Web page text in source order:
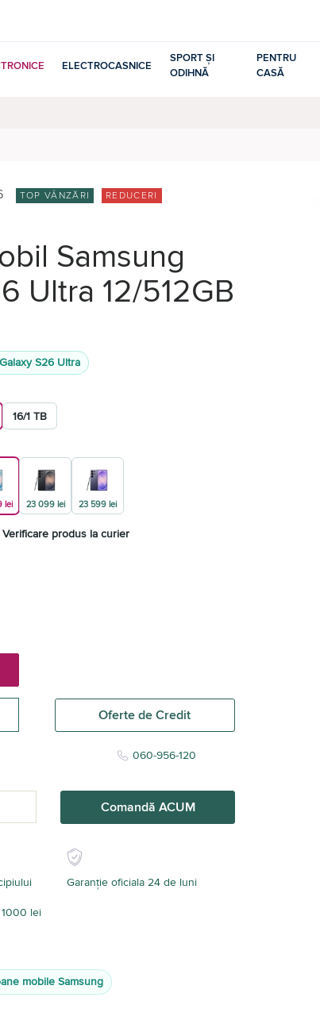
ELECTROCASNICE
SPORT ȘI
ODIHNĂ
PENTRU
CASĂ
TOP VÂNZĂRI REDUCERI
Samsung
Ultra 12/512GB
S26 Ultra
16/1 TB
lei 23 099 lei 23 599 lei
Verificare produs la curier
Oferte de Credit
060-956-120
Comandă ACUM
lei
Garanție oficiala 24 de luni
mobile Samsung